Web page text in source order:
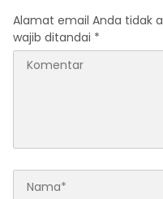
Alamat email Anda tidak
wajib ditandai *